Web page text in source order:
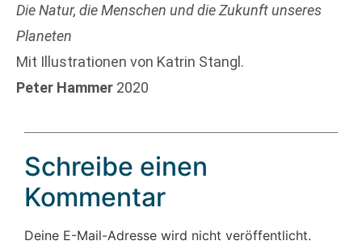
Die Natur, die Menschen und die Zukunft unseres
Planeten
Mit Illustrationen von Katrin Stangl.
Peter Hammer 2020
Schreibe einen
Kommentar
Deine E-Mail-Adresse wird nicht veröffentlicht.